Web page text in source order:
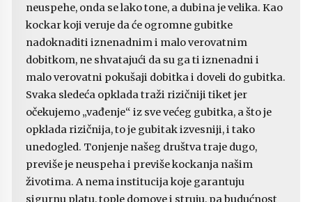
neuspehe, onda se lako tone, a dubina je velika. Kao
kockar koji veruje da će ogromne gubitke
nadoknaditi iznenadnim i malo verovatnim
dobitkom, ne shvatajući da su ga ti iznenadni i
malo verovatni pokušaji dobitka i doveli do gubitka.
Svaka sledeća opklada traži rizičniji tiket jer
očekujemo „vađenje“ iz sve većeg gubitka, a što je
opklada rizičnija, to je gubitak izvesniji, i tako
unedogled. Tonjenje našeg društva traje dugo,
previše je neuspeha i previše kockanja našim
životima. A nema institucija koje garantuju
sigurnu platu, tople domove i struju, pa budućnost